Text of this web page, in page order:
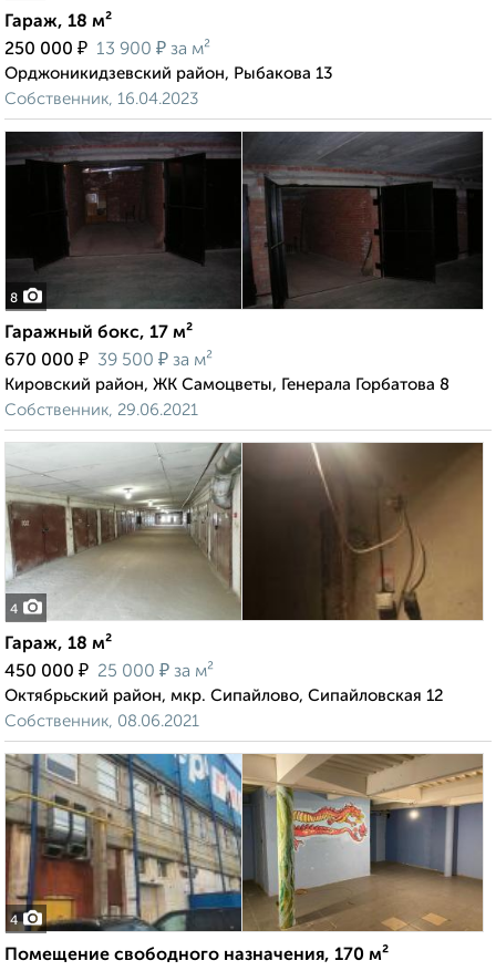
Гараж, 18 м²
250 000 ₽ 13 900 ₽ за м²
Орджоникидзевский район, Рыбакова 13
Собственник, 16.04.2023
8
Гаражный бокс, 17 м²
670 000 ₽ 39 500 ₽ за м²
Кировский район, ЖК Самоцветы, Генерала Горбатова 8
Собственник, 29.06.2021
4
Гараж, 18 м²
450 000 ₽ 25 000 ₽ за м²
Октябрьский район, мкр. Сипайлово, Сипайловская 12
Собственник, 08.06.2021
4
Помещение свободного назначения, 170 м²